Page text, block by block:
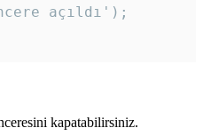
açıldı');
kapatabilirsiniz.